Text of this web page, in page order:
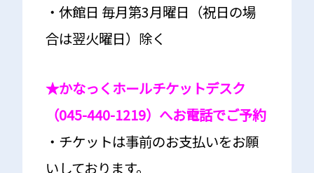
・ 休館日 毎月第3月曜日（祝日の場
合は翌火曜日）除く
★かなっくホールチケットデスク
（045-440-1219）へお電話でご予約
・チケットは事前のお支払いをお願
いしております。